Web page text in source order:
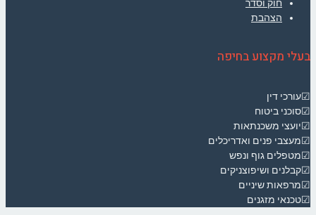
חוק וסדר
הצהבת
בעלי מקצוע בחיפה
☑עורכי דין
☑סוכני ביטוח
☑יועצי משכנתאות
☑מעצבי פנים ואדריכלים
☑מטפלים גוף ונפש
☑קבלנים ושיפוצניקים
☑מרפאות שיניים
☑טכנאי מזגנים